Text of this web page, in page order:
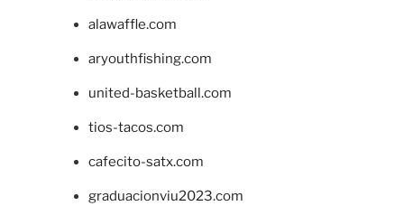
alawaffle.com
aryouthfishing.com
united-basketball.com
tios-tacos.com
cafecito-satx.com
graduacionviu2023.com